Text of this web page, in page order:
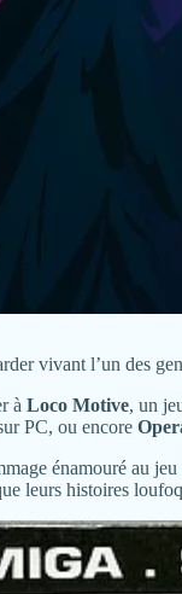
vivant l’un des
à Loco Motive, un
PC, ou encore
énamouré au
leurs histoires